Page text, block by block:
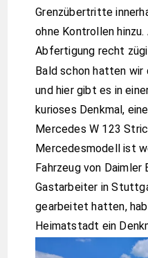
Grenzübertritte
ohne Kontrollen hinzu.
Abfertigung recht
Bald schon hatten
und hier gibt es in
kurioses Denkmal,
Mercedes W 123
Mercedesmodell ist
Fahrzeug von
Gastarbeiter in
gearbeitet hatten,
Heimatstadt ein